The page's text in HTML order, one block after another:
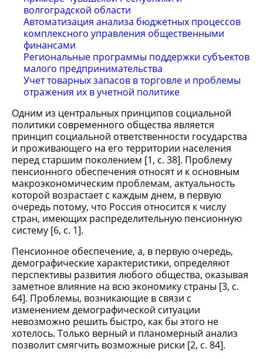
волгоградской области
Автоматизация анализа бюджетных процессов
комплексного управления общественными
финансами
Региональные программы поддержки субъектов
малого предпринимательства
Учет товарных запасов в торговле и проблемы
отражения их в учетной политике
Одним из центральных принципов социальной
политики современного общества является
принцип социальной ответственности государства
и проживающего на его территории населения
перед старшим поколением [1, с. 38]. Проблему
пенсионного обеспечения относят и к основным
макроэкономическим проблемам, актуальность
которой возрастает с каждым днем, в первую
очередь потому, что Россия относится к числу
стран, имеющих распределительную пенсионную
систему [6, с. 1].
Пенсионное обеспечение, а, в первую очередь,
демографические характеристики, определяют
перспективы развития любого общества, оказывая
заметное влияние на всю экономику страны [3, с.
64]. Проблемы, возникающие в связи с
изменением демографической ситуации
невозможно решить быстро, как бы этого не
хотелось. Только верный и планомерный анализ
позволит смягчить возможные риски [2, с. 84].